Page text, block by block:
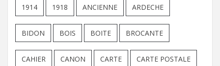
1914 1918 ANCIENNE ARDECHE
BIDON BOIS BOITE BROCANTE
CAHIER CANON CARTE CARTE POSTALE